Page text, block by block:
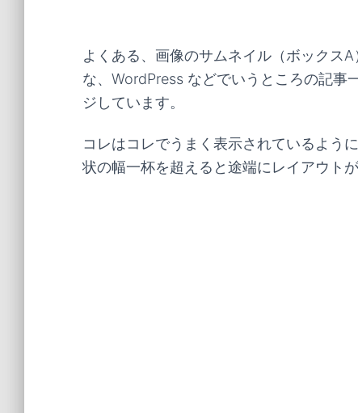
よくある、画像のサムネイル（ボックス
な、WordPress などでいうところの記事
ジしています。
コレはコレでうまく表示されているよう
状の幅一杯を超えると途端にレイアウト